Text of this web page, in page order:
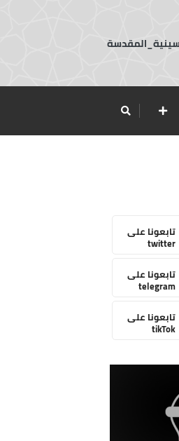
تابعونا على
twitter
تابعونا على
telegram
تابعونا على
tikTok